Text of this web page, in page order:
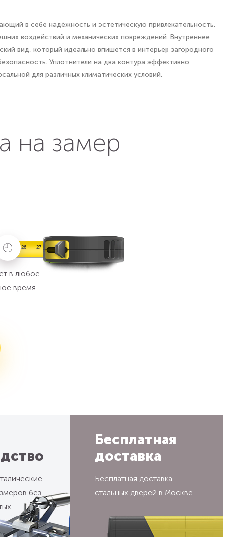
в себе надёжность и эстетическую привлекательность.
воздействий и механических повреждений. Внутреннее
вид, который идеально впишется в интерьер загородного
Уплотнители на два контура эффективно
для различных климатических условий.
на замер
в любое
время
без
Бесплатная
доставка
Бесплатная доставка
стальных дверей в Москве